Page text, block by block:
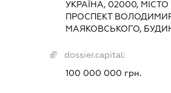
УКРАЇНА, 02000, МІСТО
ПРОСПЕКТ
МАЯКОВСЬКОГО,
dossier.capital:
100 000 000 грн.